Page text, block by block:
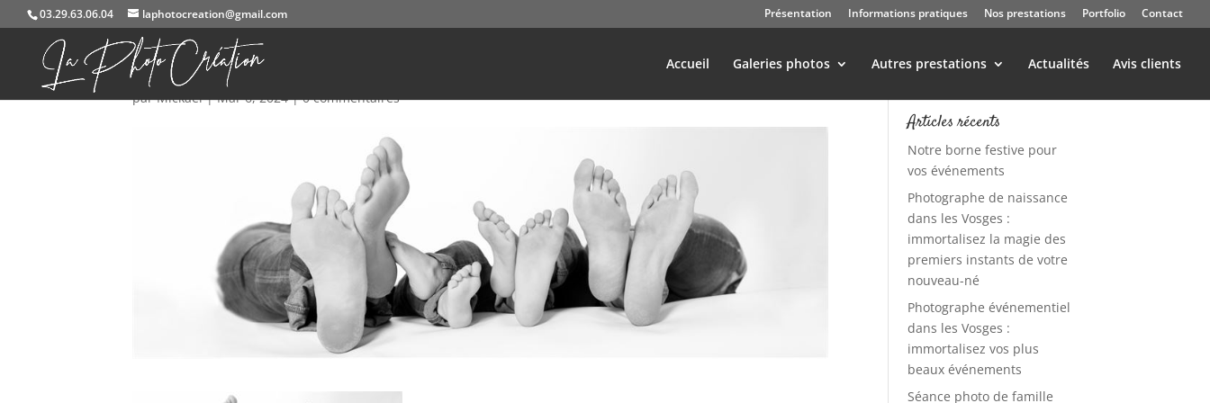
03.29.63.06.04 laphotocreation@gmail.com Présentation Informations pratiques Nos prestations Portfolio Contact
Accueil Galeries photos Autres prestations Actualités Avis clients
IMG_0924a40x120
parMickael|Mar 6, 2024|0 commentaires
Articles récents
Notre borne festive pour
vos événements
Photographe de naissance
dans les Vosges :
immortalisez la magie des
premiers instants de votre
nouveau-né
Photographe événementiel
dans les Vosges :
immortalisez vos plus
beaux événements
Séance photo de famille